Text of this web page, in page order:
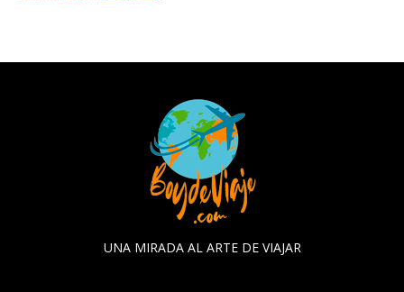
UNA MIRADA AL ARTE DE VIAJAR